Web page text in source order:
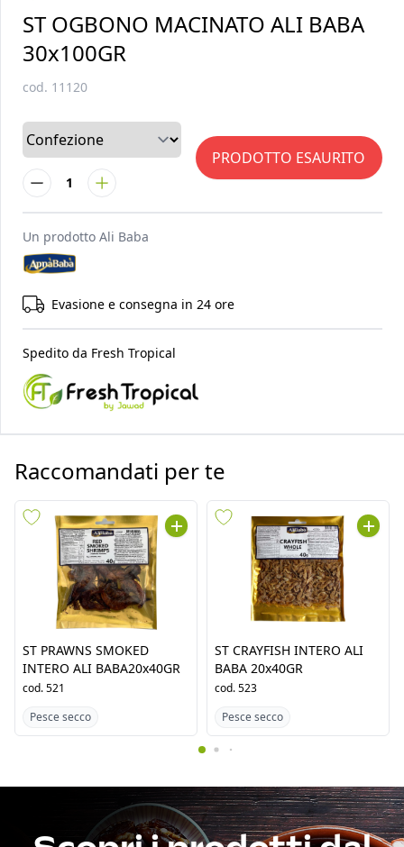
ST OGBONO MACINATO ALI BABA
30x100GR
cod. 11120
1
PRODOTTO ESAURITO
Un prodotto Ali Baba
Evasione e consegna in 24 ore
Spedito da Fresh Tropical
Raccomandati per te
ST PRAWNS SMOKED
INTERO ALI BABA20x40GR
cod.521
Pesce secco
ST CRAYFISH INTERO ALI
BABA 20x40GR
cod.523
Pesce secco